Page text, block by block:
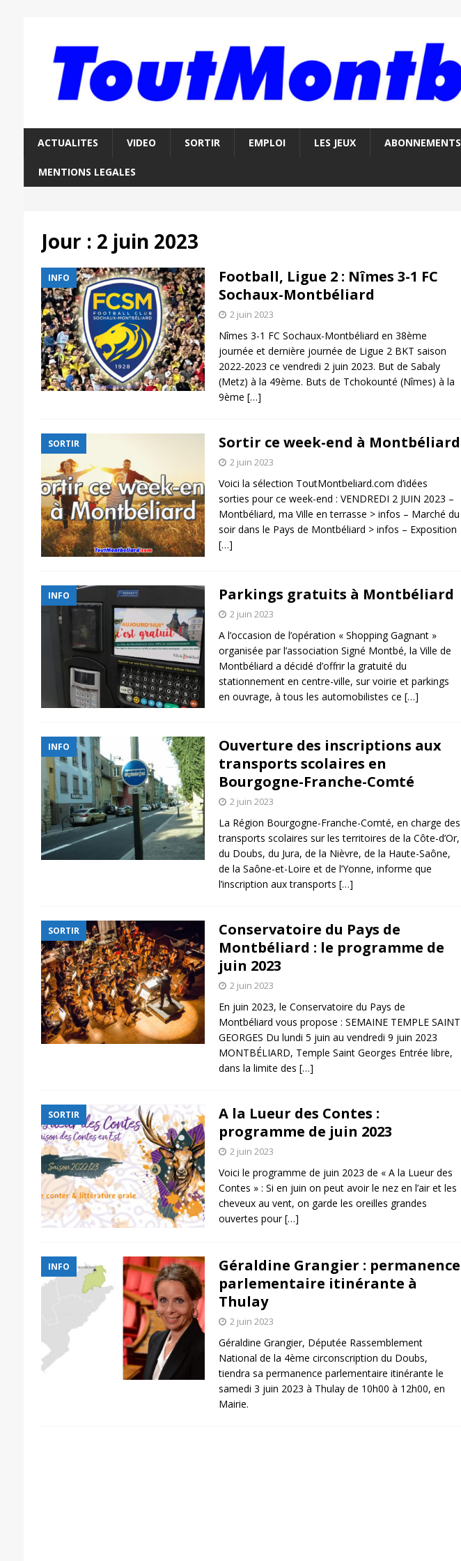
ACTUALITES VIDEO SORTIR EMPLOI LES JEUX ABONNEMENTS
MENTIONS LEGALES
Jour : 2 juin 2023
INFO
Football, Ligue 2 : Nîmes 3-1 FC
Sochaux-Montbéliard
2 juin 2023
Nîmes 3-1 FC Sochaux-Montbéliard en 38ème
journée et dernière journée de Ligue 2 BKT saison
2022-2023 ce vendredi 2 juin 2023. But de Sabaly
(Metz) à la 49ème. Buts de Tchokounté (Nîmes) à la
9ème […]
SORTIR Sortir ce week-end à Montbéliard
2 juin 2023
Voici la sélection ToutMontbeliard.com d’idées
sorties pour ce week-end : VENDREDI 2 JUIN 2023 –
Montbéliard, ma Ville en terrasse > infos – Marché du
soir dans le Pays de Montbéliard > infos – Exposition
[…]
INFO Parkings gratuits à Montbéliard
2 juin 2023
A l’occasion de l’opération « Shopping Gagnant »
organisée par l’association Signé Montbé, la Ville de
Montbéliard a décidé d’offrir la gratuité du
stationnement en centre-ville, sur voirie et parkings
en ouvrage, à tous les automobilistes ce […]
INFO
Ouverture des inscriptions aux
transports scolaires en
Bourgogne-Franche-Comté
2 juin 2023
La Région Bourgogne-Franche-Comté, en charge des
transports scolaires sur les territoires de la Côte-d’Or,
du Doubs, du Jura, de la Nièvre, de la Haute-Saône,
de la Saône-et-Loire et de l’Yonne, informe que
l’inscription aux transports […]
SORTIR
Conservatoire du Pays de
Montbéliard : le programme de
juin 2023
2 juin 2023
En juin 2023, le Conservatoire du Pays de
Montbéliard vous propose : SEMAINE TEMPLE SAINT
GEORGES Du lundi 5 juin au vendredi 9 juin 2023
MONTBÉLIARD, Temple Saint Georges Entrée libre,
dans la limite des […]
SORTIR
A la Lueur des Contes :
programme de juin 2023
2 juin 2023
Voici le programme de juin 2023 de « A la Lueur des
Contes » : Si en juin on peut avoir le nez en l’air et les
cheveux au vent, on garde les oreilles grandes
ouvertes pour[…]
INFO
Géraldine Grangier : permanence
parlementaire itinérante à
Thulay
2 juin 2023
Géraldine Grangier, Députée Rassemblement
National de la 4ème circonscription du Doubs,
tiendra sa permanence parlementaire itinérante le
samedi 3 juin 2023 à Thulay de 10h00 à 12h00, en
Mairie.